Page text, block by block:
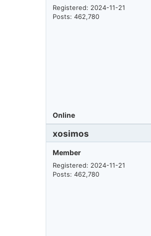
Registered: 2024-11-21
Posts: 462,780
Online
xosimos
Member
Registered: 2024-11-21
Posts: 462,780